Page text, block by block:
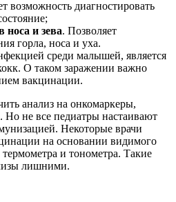
возможность диагностировать
носа и зева. Позволяет
горла, носа и уха.
среди малышей, является
О таком заражении важно
вакцинации.
анализ на онкомаркеры,
Но не все педиатры настаивают
Некоторые врачи
на основании видимого
термометра и тонометра. Такие
лишними.